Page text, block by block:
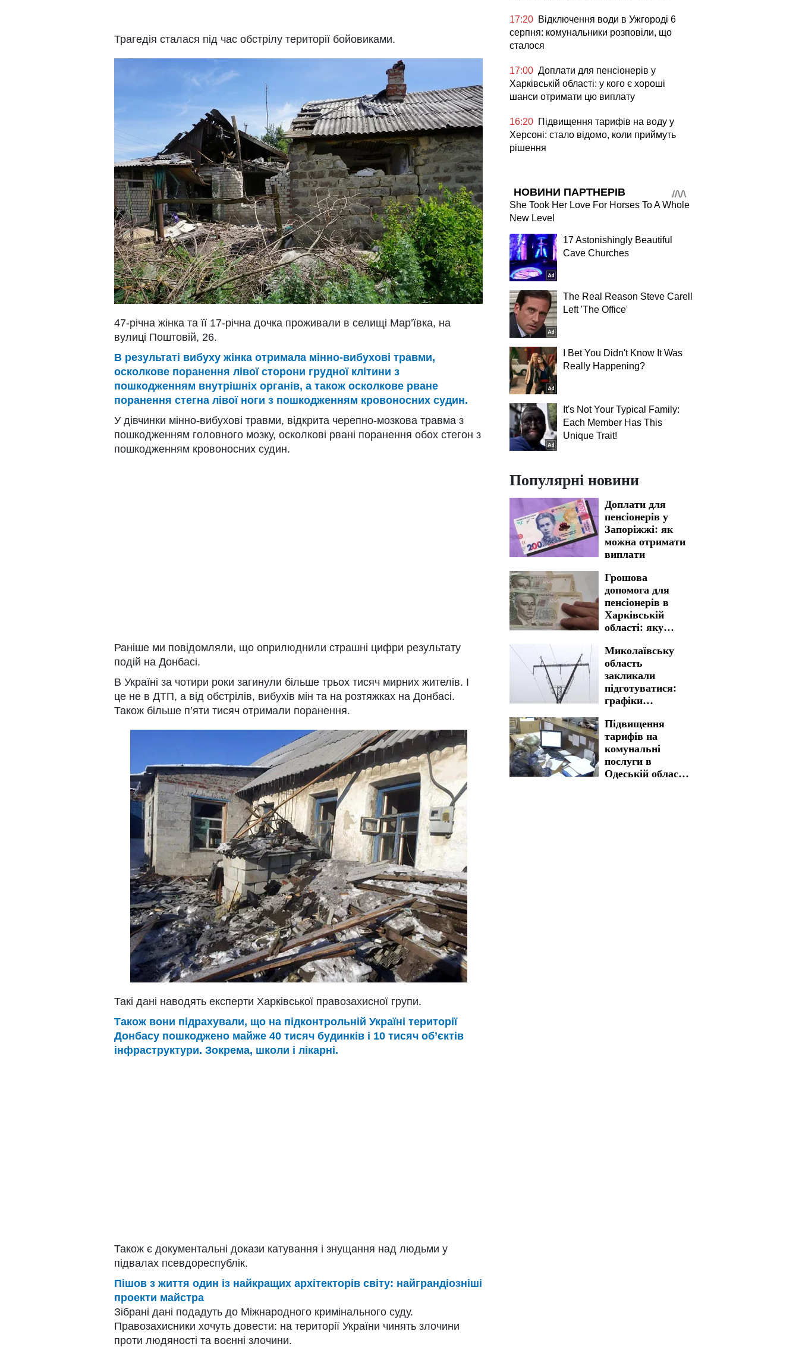
Трагедія сталася під час обстрілу території бойовиками.
47-річна жінка та її 17-річна дочка проживали в селищі Мар’ївка, на
вулиці Поштовій, 26.
В результаті вибуху жінка отримала мінно-вибухові травми,
осколкове поранення лівої сторони грудної клітини з
пошкодженням внутрішніх органів, а також осколкове рване
поранення стегна лівої ноги з пошкодженням кровоносних судин.
У дівчинки мінно-вибухові травми, відкрита черепно-мозкова травма з
пошкодженням головного мозку, осколкові рвані поранення обох стегон з
пошкодженням кровоносних судин.
Раніше ми повідомляли, що оприлюднили страшні цифри результату
подій на Донбасі.
В Україні за чотири роки загинули більше трьох тисяч мирних жителів. І
це не в ДТП, а від обстрілів, вибухів мін та на розтяжках на Донбасі.
Також більше п’яти тисяч отримали поранення.
Такі дані наводять експерти Харківської правозахисної групи.
Також вони підрахували, що на підконтрольній Україні території
Донбасу пошкоджено майже 40 тисяч будинків і 10 тисяч об’єктів
інфраструктури. Зокрема, школи і лікарні.
Також є документальні докази катування і знущання над людьми у
підвалах псевдореспублік.
Пішов з життя один із найкращих архітекторів світу: найграндіозніші
проекти майстра
Зібрані дані подадуть до Міжнародного кримінального суду.
Правозахисники хочуть довести: на території України чинять злочини
проти людяності та воєнні злочини.
17:20 Відключення води в Ужгороді 6
серпня: комунальники розповіли, що
сталося
17:00 Доплати для пенсіонерів у
Харківській області: у кого є хороші
шанси отримати цю виплату
16:20 Підвищення тарифів на воду у
Херсоні: стало відомо, коли приймуть
рішення
НОВИНИ ПАРТНЕРІВ
She Took Her Love For Horses To A Whole
New Level
17 Astonishingly Beautiful
Cave Churches
The Real Reason Steve Carell
Left 'The Office'
I Bet You Didn't Know It Was
Really Happening?
It's Not Your Typical Family:
Each Member Has This
Unique Trait!
Популярні новини
Доплати для
пенсіонерів у
Запоріжжі: як
можна отримати
виплати
Грошова
допомога для
пенсіонерів в
Харківській
області: яку
необхідно пройти
для отримання
виплат
Миколаївську
область
закликали
підготуватися:
графіки
світла на 5 та 6
серпня введено на
довгі години
Підвищення
тарифів на
комунальні
послуги в
Одеській області: